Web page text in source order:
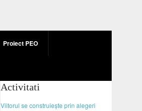
Proiect PEO
Activitati
Viitorul se construiește prin alegeri